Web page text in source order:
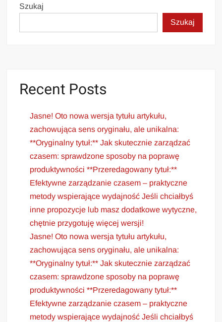
Szukaj
Szukaj
Recent Posts
Jasne! Oto nowa wersja tytułu artykułu,
zachowująca sens oryginału, ale unikalna:
**Oryginalny tytuł:** Jak skutecznie zarządzać
czasem: sprawdzone sposoby na poprawę
produktywności **Przeredagowany tytuł:**
Efektywne zarządzanie czasem – praktyczne
metody wspierające wydajność Jeśli chciałbyś
inne propozycje lub masz dodatkowe wytyczne,
chętnie przygotuję więcej wersji!
Jasne! Oto nowa wersja tytułu artykułu,
zachowująca sens oryginału, ale unikalna:
**Oryginalny tytuł:** Jak skutecznie zarządzać
czasem: sprawdzone sposoby na poprawę
produktywności **Przeredagowany tytuł:**
Efektywne zarządzanie czasem – praktyczne
metody wspierające wydajność Jeśli chciałbyś